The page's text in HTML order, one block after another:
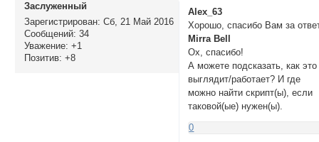
Заслуженный
Зарегистрирован: Сб, 21 Май 2016
Сообщений: 34
Уважение: +1
Позитив: +8
Alex_63
Хорошо, спасибо Вам за
Mirra Bell
Ох, спасибо!
А можете подсказать, как это
выглядит/работает? И где
можно найти скрипт(ы), если
таковой(ые) нужен(ы).
0